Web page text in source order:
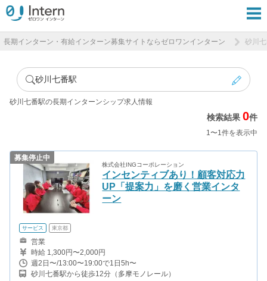
長期インターン・有給インターン募集サイトならゼロワンインターン 砂川
砂川七番駅
砂川七番駅の長期インターンシップ求人情報
検索結果0件
1〜1件を表示中
募集停止中
株式会社INGコーポレーション
インセンティブあり！顧客対応力
UP「提案力」を磨く営業インタ
ーン
サービス 東京都
営業
時給 1,300円〜2,000円
週2日〜/13:00〜19:00で1日5h〜
砂川七番駅から徒歩12分（多摩モノレール）